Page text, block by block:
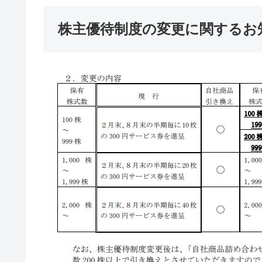
株主優待制度の変更に関するお